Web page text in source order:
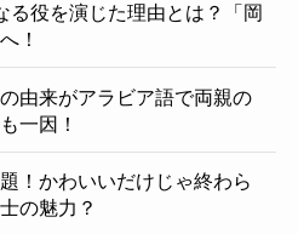
る役を演じた理由とは？「岡
！
由来がアラビア語で両親の
一因！
！かわいいだけじゃ終わら
の魅力？